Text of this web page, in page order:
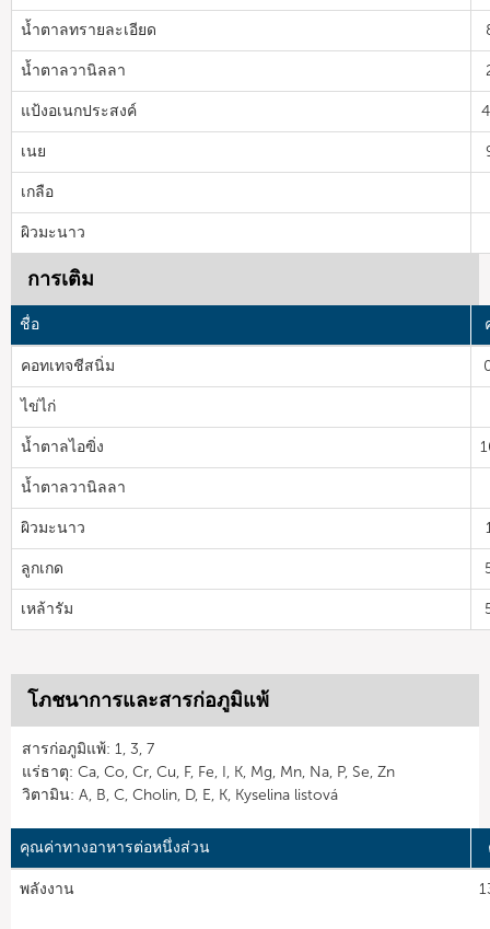
น้ำตาลทรายละเอียด
น้ำตาลวานิลลา
แป้งอเนกประสงค์
เนย
เกลือ
ผิวมะนาว
การเติม
ชื่อ
คอทเทจชีสนิ่ม
ไข่ไก่
น้ำตาลไอฃิ่ง
น้ำตาลวานิลลา
ผิวมะนาว
ลูกเกด
เหล้ารัม
โภชนาการและสารก่อภูมิแพ้
สารก่อภูมิแพ้: 1, 3, 7
แร่ธาตุ: Ca, Co, Cr, Cu, F, Fe, I, K, Mg, Mn, Na, P, Se, Zn
วิตามิน: A, B, C, Cholin, D, E, K, Kyselina listová
คุณค่าทางอาหารต่อหนึ่งส่วน
พลังงาน